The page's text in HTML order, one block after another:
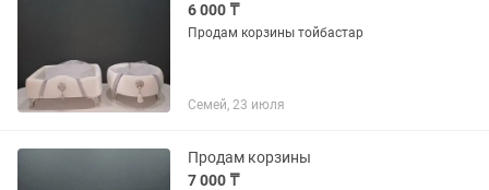
6 000 ₸
Продам корзины тойбастар
Семей, 23 июля
Продам корзины
7 000 ₸